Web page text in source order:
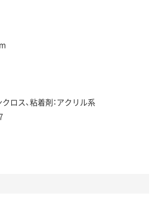
ロス、粘着剤：アクリル系